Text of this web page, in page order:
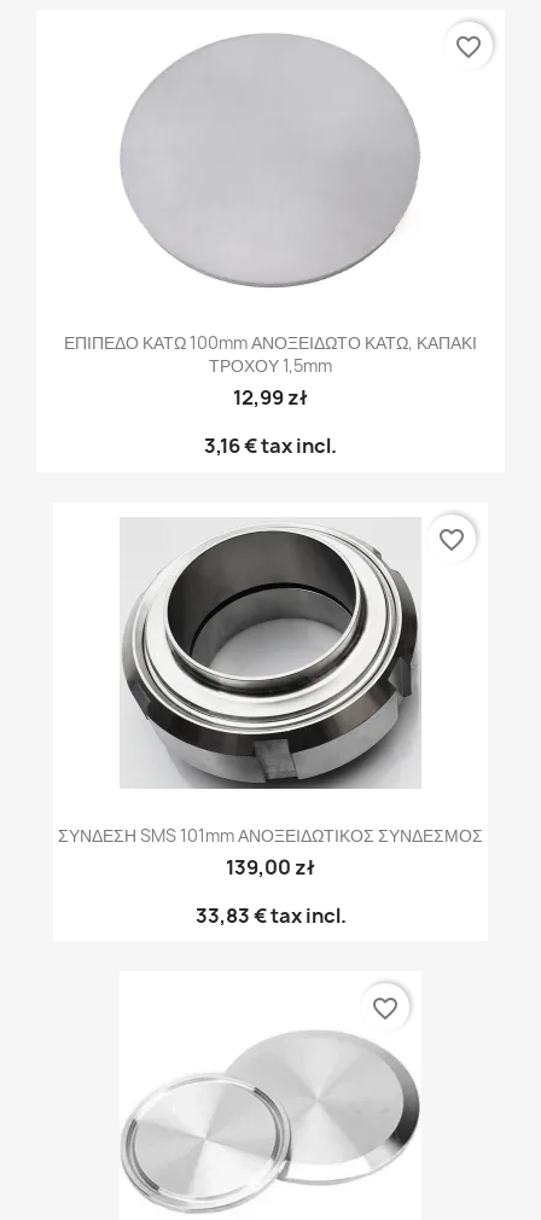
ΕΠΙΠΕΔΟ ΚΑΤΩ 100mm ΑΝΟΞΕΙΔΩΤΟ ΚΑΤΩ, ΚΑΠΑΚΙ
ΤΡΟΧΟΥ 1,5mm
12,99 zł
3,16 €tax incl.
favorite_border
ΣΥΝΔΕΣΗ SMS 101mm ΑΝΟΞΕΙΔΩΤΙΚΟΣ ΣΥΝΔΕΣΜΟΣ
139,00 zł
33,83 €tax incl.
favorite_border
favorite_border